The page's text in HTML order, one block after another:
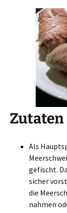
Zutaten
Als
gefischt.
sicher
die
nahmen